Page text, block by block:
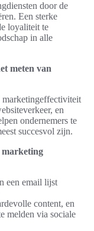
door de
Een sterke
loyaliteit te
in alle
meten van
marketingeffectiviteit
en
ondernemers te
succesvol zijn.
marketing
een email lijst
content, en
melden via sociale